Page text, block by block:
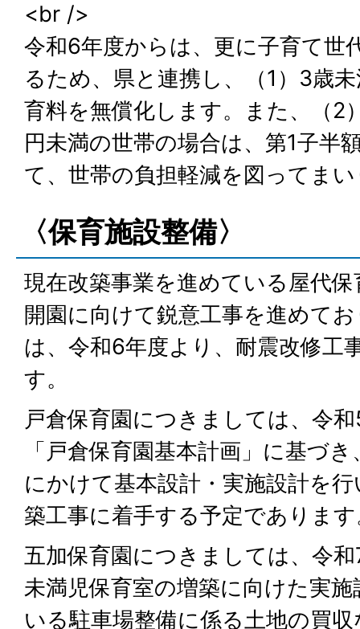
<br />
令和6年度からは、更に子育て世
るため、県と連携し、（1）3歳
育料を無償化します。また、（2
円未満の世帯の場合は、第1子半
て、世帯の負担軽減を図ってま
〈保育施設整備〉
現在改築事業を進めている屋代
開園に向けて鋭意工事を進めて
は、令和6年度より、耐震改修工
す。
戸倉保育園につきましては、令
「戸倉保育園基本計画」に基づ
にかけて基本設計・実施設計を
築工事に着手する予定でありま
五加保育園につきましては、令
未満児保育室の増築に向けた実
いる駐車場整備に係る土地の買